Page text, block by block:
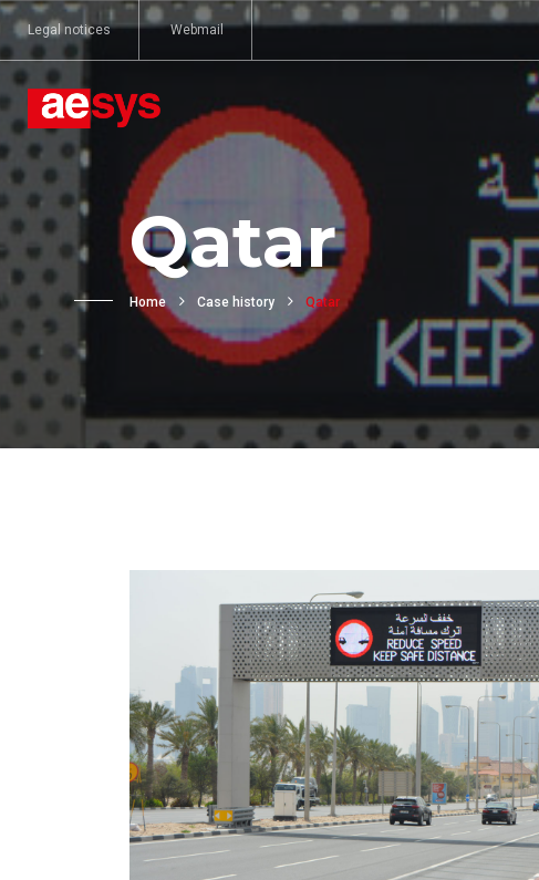
Legal notices Webmail
Qatar
Home Case history Qatar